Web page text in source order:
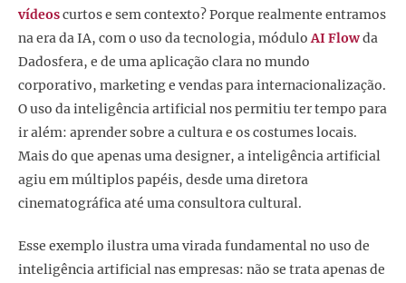
vídeoscurtos e sem contexto? Porque realmente entramos
na era da IA, com o uso da tecnologia, móduloAI Flowda
Dadosfera, e de uma aplicação clara no mundo
corporativo, marketing e vendas para internacionalização.
O uso da inteligência artificial nos permitiu ter tempo para
ir além: aprender sobre a cultura e os costumes locais.
Mais do que apenas uma designer, a inteligência artificial
agiu em múltiplos papéis, desde uma diretora
cinematográfica até uma consultora cultural.
Esse exemplo ilustra uma virada fundamental no uso de
inteligência artificial nas empresas: não se trata apenas de